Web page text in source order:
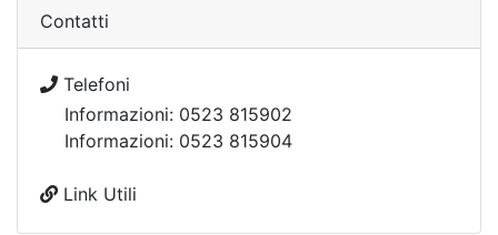
Contatti
Telefoni
Informazioni: 0523 815902
Informazioni: 0523 815904
Link Utili